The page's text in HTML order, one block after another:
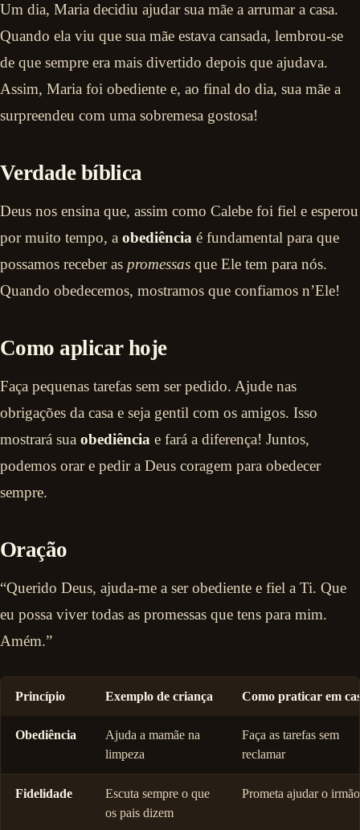
Um dia, Maria decidiu ajudar sua mãe a arrumar a casa.
Quando ela viu que sua mãe estava cansada, lembrou-se
de que sempre era mais divertido depois que ajudava.
Assim, Maria foi obediente e, ao final do dia, sua mãe a
surpreendeu com uma sobremesa gostosa!
Verdade bíblica
Deus nos ensina que, assim como Calebe foi fiel e esperou
por muito tempo, a obediência é fundamental para que
possamos receber as promessas que Ele tem para nós.
Quando obedecemos, mostramos que confiamos n’Ele!
Como aplicar hoje
Faça pequenas tarefas sem ser pedido. Ajude nas
obrigações da casa e seja gentil com os amigos. Isso
mostrará sua obediência e fará a diferença! Juntos,
podemos orar e pedir a Deus coragem para obedecer
sempre.
Oração
“Querido Deus, ajuda-me a ser obediente e fiel a Ti. Que
eu possa viver todas as promessas que tens para mim.
Amém.”
Princípio Exemplo de criança Como praticar em
Obediência
Ajuda a mamãe na
limpeza
Faça as tarefas sem
reclamar
Fidelidade
Escuta sempre o que
os pais dizem
Prometa ajudar o irmão